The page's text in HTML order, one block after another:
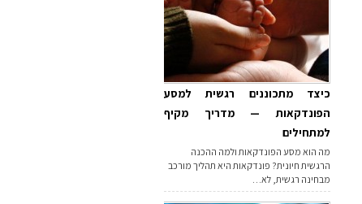
כיצד מתכוננים רגשית למסע
הפונדקאות — מדריך מקיף
למתחילים
מה הוא מסע הפונדקאות ולמה ההכנה
הרגשית חיונית? פונדקאות היא תהליך מורכב
מבחינה רגשית, לא…